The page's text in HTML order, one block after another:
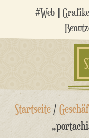
#Web |
Zum
InhaltStartseite/